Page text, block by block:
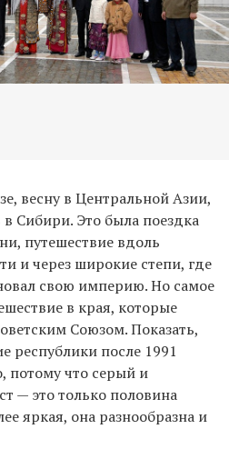
весну в Центральной Азии,
Сибири. Это была поездка
путешествие вдоль
и через широкие степи, где
свою империю. Но самое
в края, которые
Союзом. Показать,
республики после 1991
потому что серый и
— это только половина
яркая, она разнообразна и